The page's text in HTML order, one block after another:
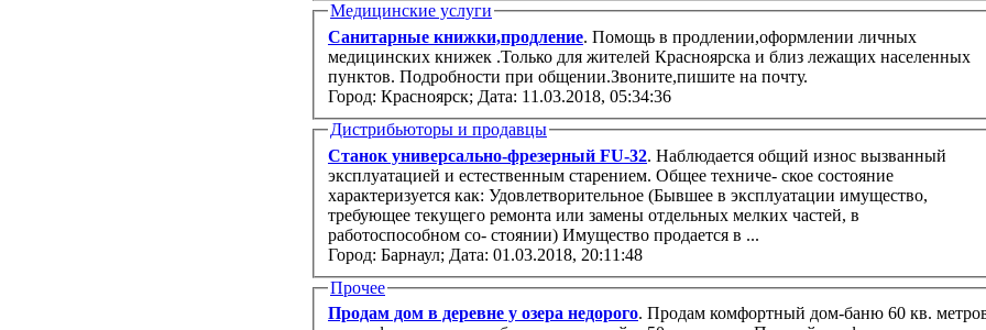
Медицинские услуги
Санитарные книжки,продление. Помощь в продлении,оформлении личных
медицинских книжек .Только для жителей Красноярска и близ лежащих населенных
пунктов. Подробности при общении.Звоните,пишите на почту.
Город: Красноярск; Дата: 11.03.2018, 05:34:36
Дистрибьюторы и продавцы
Станок универсально-фрезерный FU-32. Наблюдается общий износ вызванный
эксплуатацией и естественным старением. Общее техниче- ское состояние
характеризуется как: Удовлетворительное (Бывшее в эксплуатации имущество,
требующее текущего ремонта или замены отдельных мелких частей, в
работоспособном со- стоянии) Имущество продается в ...
Город: Барнаул; Дата: 01.03.2018, 20:11:48
Прочее
Продам дом в деревне у озера недорого. Продам комфортный дом-баню 60 кв.